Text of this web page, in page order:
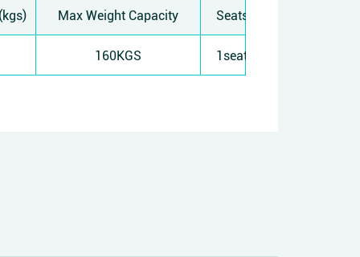
Max Weight Capacity Seats
160KGS 1seat